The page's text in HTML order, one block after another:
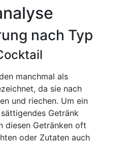
nach Typ
manchmal als
da sie nach
und riechen. Um ein
Getränk
diesen Getränken oft
oder Zutaten auch